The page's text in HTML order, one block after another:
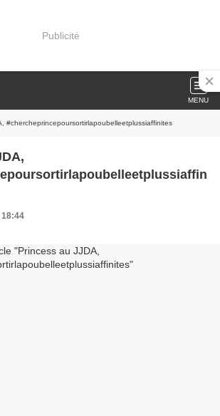
Publicité
MENU
#chercheprincepoursortirlapoubelleetplussiaffinites
18:44